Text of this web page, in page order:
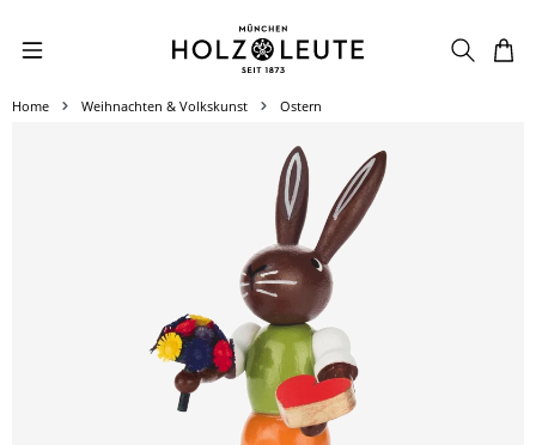
Zum Hauptinhalt springen
Home Weihnachten & Volkskunst Ostern